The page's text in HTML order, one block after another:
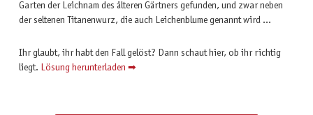
Garten der Leichnam des älteren Gärtners gefunden, und zwar neben
der seltenen Titanenwurz, die auch Leichenblume genannt wird …
Ihr glaubt, ihr habt den Fall gelöst? Dann schaut hier, ob ihr richtig
liegt.
Lösung herunterladen ➡